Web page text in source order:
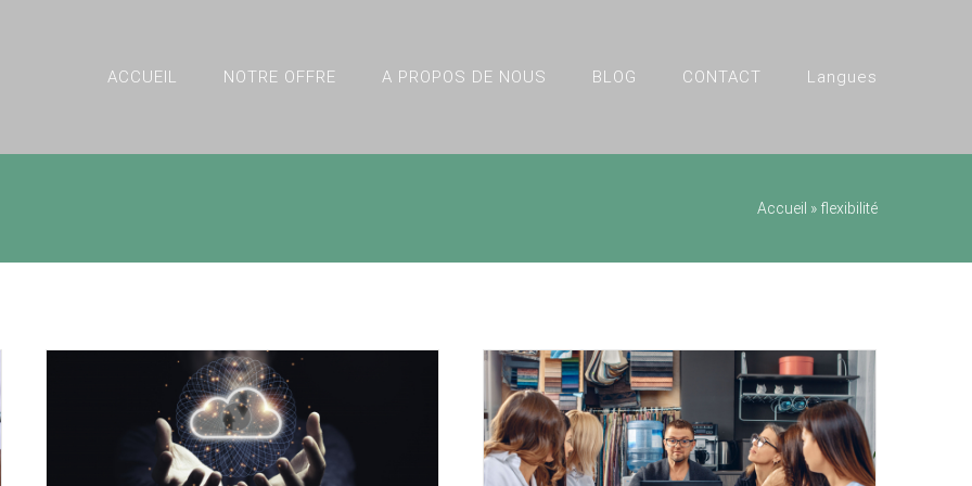
ACCUEIL NOTRE OFFRE A PROPOS DE NOUS BLOG CONTACT Langues
Accueil » flexibilité